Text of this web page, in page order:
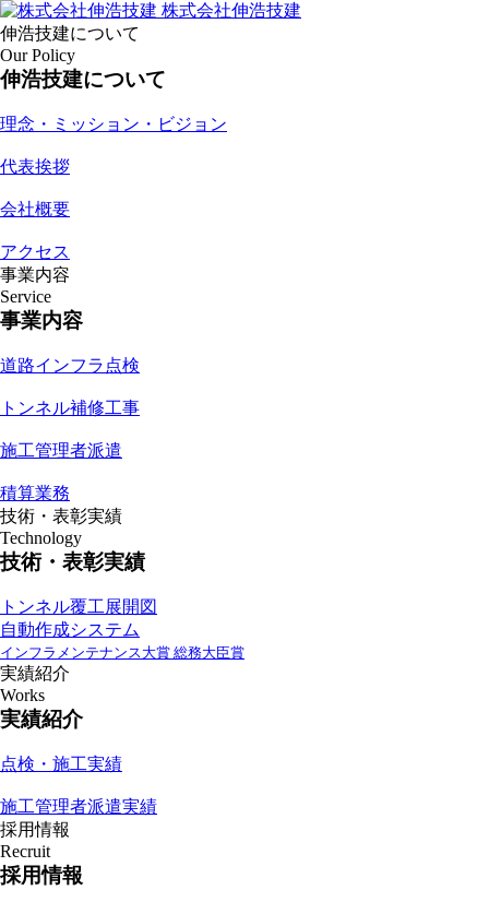
株式会社伸浩技建
伸浩技建について
Our Policy
伸浩技建について
理念・ミッション・ビジョン
代表挨拶
会社概要
アクセス
事業内容
Service
事業内容
道路インフラ点検
トンネル補修工事
施工管理者派遣
積算業務
技術・表彰実績
Technology
技術・表彰実績
トンネル覆工展開図
自動作成システム
インフラメンテナンス大賞 総務大臣賞
実績紹介
Works
実績紹介
点検・施工実績
施工管理者派遣実績
採用情報
Recruit
採用情報